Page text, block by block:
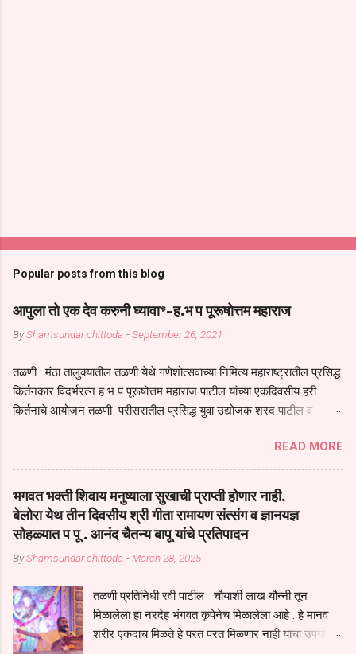
Popular posts from this blog
आपुला तो एक देव करुनी घ्यावा*-ह.भ प पूरूषोत्तम महाराज
ByShamsundar chittoda -September 26, 2021
तळणी : मंठा तालुक्यातील तळणी येथे गणेशोत्सवाच्या निमित्य महाराष्ट्रातील प्रसिद्ध
किर्तनकार विदर्भरत्न ह भ प पूरूषोत्तम महाराज पाटील यांच्या एकदिवसीय हरी
किर्तनाचे आयोजन तळणी परीसरातील प्रसिद्ध युवा उद्योजक शरद पाटील व
तुकाराम महाराज यांच्या *आपुला तो एक देव करुनी घ्यावा* *तेणे विन जिवा सुख
नोहे* *येरती माईक दुःखाची जनीती* *नाही आदी अंती अवसान* या अभंगावर
सुंदर निरूपण केले सध्य स्थितीचा काळ हा मानव जातीच्या परीक्षेचा काळ आहे
धर्ममंडपात बसलेली लोक ही खरच भाग्यवान आहेत कोरोना सारख्या महामारीत आपंण
जिवंत आहोत या महामारीतून जर आपल्याला वाचायचे असेल तर धार्मीक विचाराचा
आधार आपल्याला घ्यावाच लागेल महामारीच्या काळात वारकरी सप्रदायच खूप मोठा
आधार आहे सध्य स्थितीत मानव जातीची मानसीक अवस्था सक्षम असणे गरजेचे आहे
सगळ्याना करून दीली आहे मनुष्याच्या आयुष्यातील नामसाधना ही त्याच्यासाठी खूप
मोठा आधार असते परतू आज काल तीच साधना करण्याचा आळस आ...
READ MORE
भगवत भक्ती शिवाय मनुष्याला सुखाची प्राप्ती होणार नाही,
बेलोरा येथ तीन दिवसीय श्री गीता रामायण संत्संग व ज्ञानयज्ञ
सोहळ्यात प पू . आनंद चैतन्य बापू यांचे प्रतिपादन
ByShamsundar chittoda -March 28, 2025
तळणी प्रतिनिधी रवी पाटील चौयार्शी लाख यौन्नी तून
मिळालेला हा नरदेह भंगवत कृपेनेच मिळालेला आहे . हे मानव
शरीर एकदाच मिळते हे परत परत मिळणार नाही याचा उपयोग